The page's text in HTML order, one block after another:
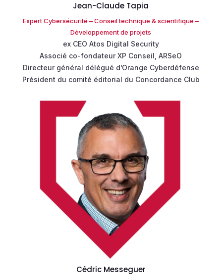
Jean-Claude Tapia
Expert Cybersécurité – Conseil technique & scientifique –
Développement de projets
ex CEO Atos Digital Security
Associé co-fondateur XP Conseil,ARSeO
Directeur général délégué d’Orange Cyberdéfense
Président du comité éditorial du Concordance Club
Cédric Messeguer